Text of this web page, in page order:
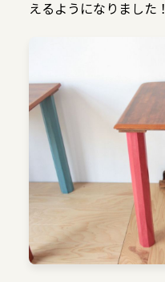
えるようになりました！